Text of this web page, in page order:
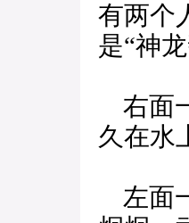
有两个
是“神
右面
久在水
左面